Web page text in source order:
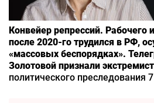
Конвейер репрессий. Рабочего
после 2020-го трудился в РФ,
«массовых беспорядках».
Золотовой признали
политического преследования